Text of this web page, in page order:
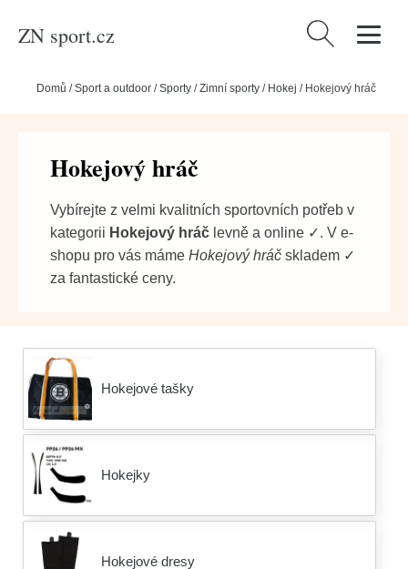
ZN sport.cz Vyhledávání
Domů /Sport a outdoor /Sporty /Zimní sporty / Hokej / Hokejový hráč
Hokejový hráč
Vybírejte z velmi kvalitních sportovních potřeb v
kategorii Hokejový hráč levně a online ✓. V e-
shopu pro vás máme Hokejový hráč skladem ✓
za fantastické ceny.
Hokejové tašky
Hokejky
Hokejové dresy